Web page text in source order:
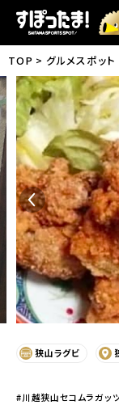
TOP グルメスポット
狭山ラグビ
#川越狭山セコムラガッ